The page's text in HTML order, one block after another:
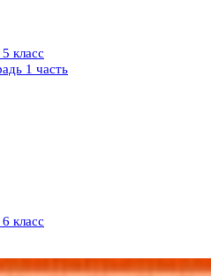
класс
1 часть
класс